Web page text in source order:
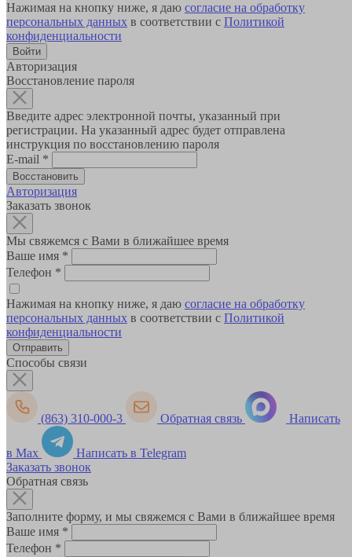
Нажимая на кнопку ниже, я даю согласие на обработку
персональных данных в соответствии с Политикой
конфиденциальности
Авторизация
Восстановление пароля
Введите адрес электронной почты, указанный при
регистрации. На указанный адрес будет отправлена
инструкция по восстановлению пароля
E-mail *
Авторизация
Заказать звонок
Мы свяжемся с Вами в ближайшее время
Ваше имя *
Телефон *
Нажимая на кнопку ниже, я даю согласие на обработку
персональных данных в соответствии с Политикой
конфиденциальности
Способы связи
(863) 310-000-3 Обратная связь Написать
в Max
Написать в Telegram
Заказать звонок
Обратная связь
Заполните форму, и мы свяжемся с Вами в ближайшее время
Ваше имя *
Телефон *